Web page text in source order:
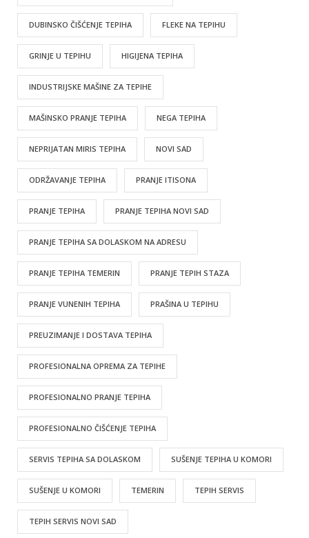
DUBINSKO ČIŠĆENJE TEPIHA FLEKE NA TEPIHU
GRINJE U TEPIHU HIGIJENA TEPIHA
INDUSTRIJSKE MAŠINE ZA TEPIHE
MAŠINSKO PRANJE TEPIHA NEGA TEPIHA
NEPRIJATAN MIRIS TEPIHA NOVI SAD
ODRŽAVANJE TEPIHA PRANJE ITISONA
PRANJE TEPIHA PRANJE TEPIHA NOVI SAD
PRANJE TEPIHA SA DOLASKOM NA ADRESU
PRANJE TEPIHA TEMERIN PRANJE TEPIH STAZA
PRANJE VUNENIH TEPIHA PRAŠINA U TEPIHU
PREUZIMANJE I DOSTAVA TEPIHA
PROFESIONALNA OPREMA ZA TEPIHE
PROFESIONALNO PRANJE TEPIHA
PROFESIONALNO ČIŠĆENJE TEPIHA
SERVIS TEPIHA SA DOLASKOM SUŠENJE TEPIHA U KOMORI
SUŠENJE U KOMORI TEMERIN TEPIH SERVIS
TEPIH SERVIS NOVI SAD